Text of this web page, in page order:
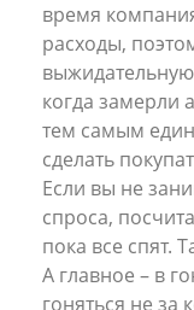
время
расходы,
выжидательную
когда замерли
тем самым
сделать
Если вы не
спроса,
пока все спят.
А главное – в
гоняться не за